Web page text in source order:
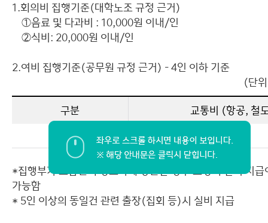
1.회의비 집행기준(대학노조 규정 근거)
①음료 및 다과비 : 10,000원 이내/인
②식비: 20,000원 이내/인
2.여비 집행기준(공무원 규정 근거) - 4인 이하 기준
(단
구분 교통비 (항공, 철
국내여비
*집행부가 조합원의 경조사에 방문할 경우 소정의 실비 지급
가능함
* 5인 이상의 동일건 관련 출장(집회 등)시 실비 지급